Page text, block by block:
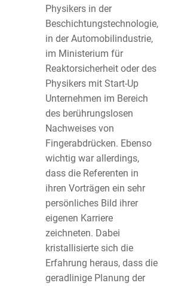
Physikers in der
Beschichtungstechnologie,
in der Automobilindustrie,
im Ministerium für
Reaktorsicherheit oder des
Physikers mit Start-Up
Unternehmen im Bereich
des berührungslosen
Nachweises von
Fingerabdrücken. Ebenso
wichtig war allerdings,
dass die Referenten in
ihren Vorträgen ein sehr
persönliches Bild ihrer
eigenen Karriere
zeichneten. Dabei
kristallisierte sich die
Erfahrung heraus, dass die
geradlinige Planung der